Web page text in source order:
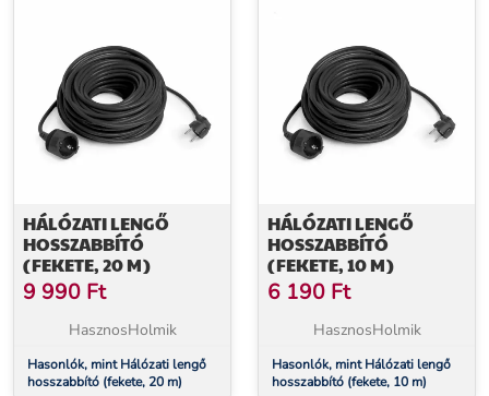
HÁLÓZATI LENGŐ
HOSSZABBÍTÓ
(FEKETE, 20 M)
9 990 Ft
HasznosHolmik
Hasonlók, mint Hálózati lengő
hosszabbító (fekete, 20 m)
HÁLÓZATI LENGŐ
HOSSZABBÍTÓ
(FEKETE, 10 M)
6 190 Ft
HasznosHolmik
Hasonlók, mint Hálózati lengő
hosszabbító (fekete, 10 m)